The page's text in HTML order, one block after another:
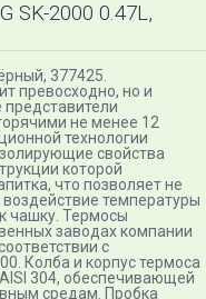
2000 0.47L,
377425.
превосходно, но и
представители
не менее 12
технологии
свойства
которой
что позволяет не
температуры
чашку. Термосы
заводах компании
с
Колба и корпус термоса
304, обеспечивающей
средам. Пробка